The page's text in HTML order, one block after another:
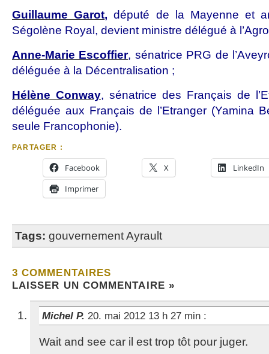
Guillaume Garot, député de la Mayenne et
Ségolène Royal, devient ministre délégué à
Anne-Marie Escoffier, sénatrice PRG de
déléguée à la Décentralisation ;
Hélène Conway, sénatrice des Français de
déléguée aux Français de l’Etranger (Yamina
seule Francophonie).
PARTAGER :
Facebook X
LinkedIn
Imprimer
Tags: gouvernement Ayrault
3 COMMENTAIRES
LAISSER UN COMMENTAIRE »
Michel P. 20. mai 2012 13 h 27 min :
Wait and see car il est trop tôt pour juger.